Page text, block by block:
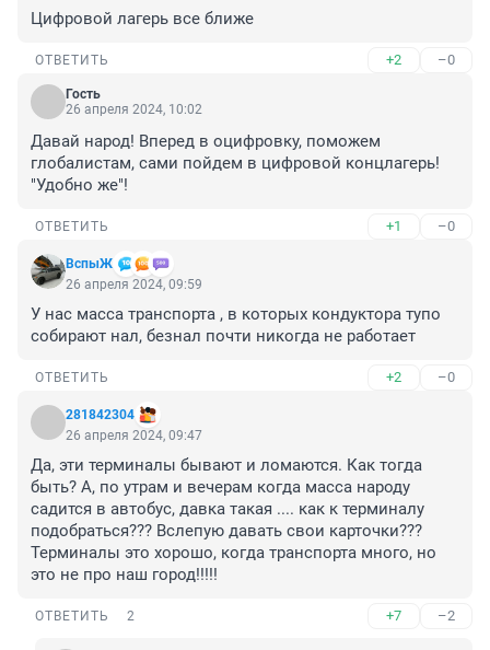
Цифровой лагерь все ближе
ОТВЕТИТЬ +2 –0
Гость
26 апреля 2024, 10:02
Давай народ! Вперед в оцифровку, поможем
глобалистам, сами пойдем в цифровой концлагерь!
"Удобно же"!
ОТВЕТИТЬ +1 –0
ВспыЖ
26 апреля 2024, 09:59
У нас масса транспорта , в которых кондуктора тупо
собирают нал, безнал почти никогда не работает
ОТВЕТИТЬ +2 –0
281842304
26 апреля 2024, 09:47
Да, эти терминалы бывают и ломаются. Как тогда
быть? А, по утрам и вечерам когда масса народу
садится в автобус, давка такая .... как к терминалу
подобраться??? Вслепую давать свои карточки???
Терминалы это хорошо, когда транспорта много, но
это не про наш город!!!!!
ОТВЕТИТЬ 2 +7 –2